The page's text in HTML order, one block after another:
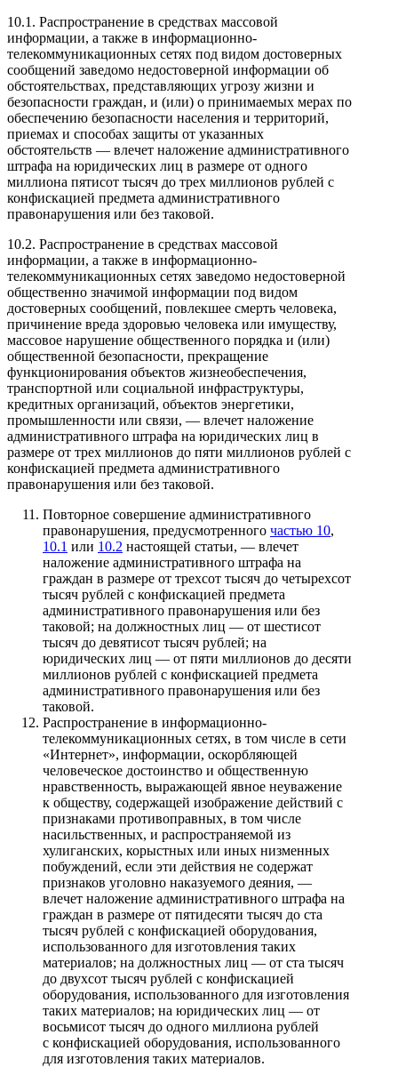
10.1. Распространение в средствах массовой
информации, а также в информационно-
телекоммуникационных сетях под видом достоверных
сообщений заведомо недостоверной информации об
обстоятельствах, представляющих угрозу жизни и
безопасности граждан, и (или) о принимаемых мерах по
обеспечению безопасности населения и территорий,
приемах и способах защиты от указанных
обстоятельств — влечет наложение административного
штрафа на юридических лиц в размере от одного
миллиона пятисот тысяч до трех миллионов рублей с
конфискацией предмета административного
правонарушения или без таковой.
10.2. Распространение в средствах массовой
информации, а также в информационно-
телекоммуникационных сетях заведомо недостоверной
общественно значимой информации под видом
достоверных сообщений, повлекшее смерть человека,
причинение вреда здоровью человека или имуществу,
массовое нарушение общественного порядка и (или)
общественной безопасности, прекращение
функционирования объектов жизнеобеспечения,
транспортной или социальной инфраструктуры,
кредитных организаций, объектов энергетики,
промышленности или связи, — влечет наложение
административного штрафа на юридических лиц в
размере от трех миллионов до пяти миллионов рублей с
конфискацией предмета административного
правонарушения или без таковой.
Повторное совершение административного
правонарушения, предусмотренного частью 10,
10.1 или 10.2 настоящей статьи, — влечет
наложение административного штрафа на
граждан в размере от трехсот тысяч до четырехсот
тысяч рублей с конфискацией предмета
административного правонарушения или без
таковой; на должностных лиц — от шестисот
тысяч до девятисот тысяч рублей; на
юридических лиц — от пяти миллионов до десяти
миллионов рублей с конфискацией предмета
административного правонарушения или без
таковой.
Распространение в информационно-
телекоммуникационных сетях, в том числе в сети
«Интернет», информации, оскорбляющей
человеческое достоинство и общественную
нравственность, выражающей явное неуважение
к обществу, содержащей изображение действий с
признаками противоправных, в том числе
насильственных, и распространяемой из
хулиганских, корыстных или иных низменных
побуждений, если эти действия не содержат
признаков уголовно наказуемого деяния, —
влечет наложение административного штрафа на
граждан в размере от пятидесяти тысяч до ста
тысяч рублей с конфискацией оборудования,
использованного для изготовления таких
материалов; на должностных лиц — от ста тысяч
до двухсот тысяч рублей с конфискацией
оборудования, использованного для изготовления
таких материалов; на юридических лиц — от
восьмисот тысяч до одного миллиона рублей
с конфискацией оборудования, использованного
для изготовления таких материалов.